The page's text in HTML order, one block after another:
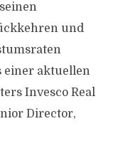
und
einer aktuellen
Invesco Real
Director,